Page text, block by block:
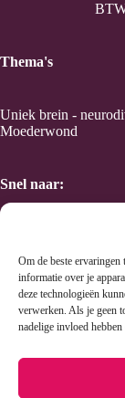
Om de beste
informatie over je
deze technologieën
verwerken. Als je geen
nadelige invloed
Thema's
Uniek brein -
Moederwond
Snel naar:
Taal en Kracht van
Human Design
Wen's methode